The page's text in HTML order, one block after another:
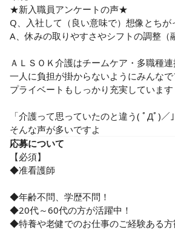
★新入職員アンケートの声★
Q、入社して（良い意味で）想像とちが
A、休みの取りやすさやシフトの調整（
ＡＬＳＯＫ介護はチームケア・多職種連
一人に負担が掛からないようにみんな
プライベートもしっかり充実しています
「介護って思っていたのと違う( ﾟДﾟ)／」
そんな声が多いですよ
応募について
【必須】
◆准看護師
◆年齢不問、学歴不問！
◆20代～60代の方が活躍中！
◆特養や老健でのお仕事のご経験ある方